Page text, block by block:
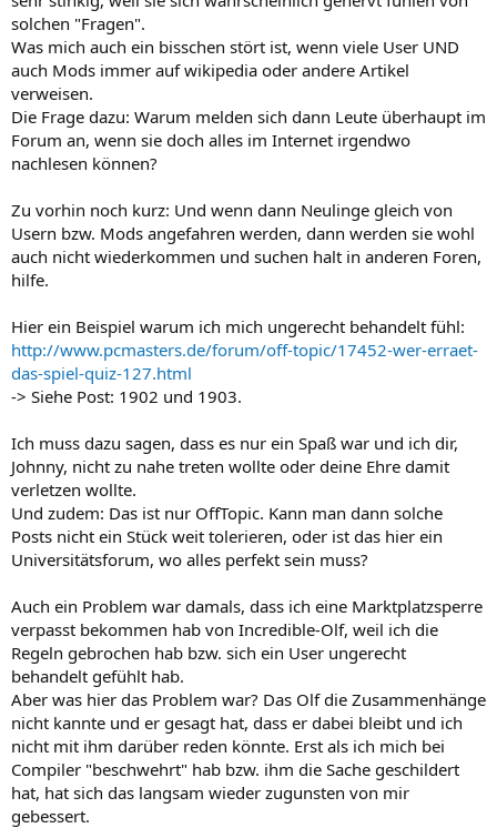
solchen "Fragen".
Was mich auch ein bisschen stört ist, wenn viele User UND
auch Mods immer auf wikipedia oder andere Artikel
verweisen.
Die Frage dazu: Warum melden sich dann Leute überhaupt im
Forum an, wenn sie doch alles im Internet irgendwo
nachlesen können?
Zu vorhin noch kurz: Und wenn dann Neulinge gleich von
Usern bzw. Mods angefahren werden, dann werden sie wohl
auch nicht wiederkommen und suchen halt in anderen Foren,
hilfe.
Hier ein Beispiel warum ich mich ungerecht behandelt fühl:
http://www.pcmasters.de/forum/off-topic/17452-wer-erraet-
das-spiel-quiz-127.html
-> Siehe Post: 1902 und 1903.
Ich muss dazu sagen, dass es nur ein Spaß war und ich dir,
Johnny, nicht zu nahe treten wollte oder deine Ehre damit
verletzen wollte.
Und zudem: Das ist nur OffTopic. Kann man dann solche
Posts nicht ein Stück weit tolerieren, oder ist das hier ein
Universitätsforum, wo alles perfekt sein muss?
Auch ein Problem war damals, dass ich eine Marktplatzsperre
verpasst bekommen hab von Incredible-Olf, weil ich die
Regeln gebrochen hab bzw. sich ein User ungerecht
behandelt gefühlt hab.
Aber was hier das Problem war? Das Olf die Zusammenhänge
nicht kannte und er gesagt hat, dass er dabei bleibt und ich
nicht mit ihm darüber reden könnte. Erst als ich mich bei
Compiler "beschwehrt" hab bzw. ihm die Sache geschildert
hat, hat sich das langsam wieder zugunsten von mir
gebessert.